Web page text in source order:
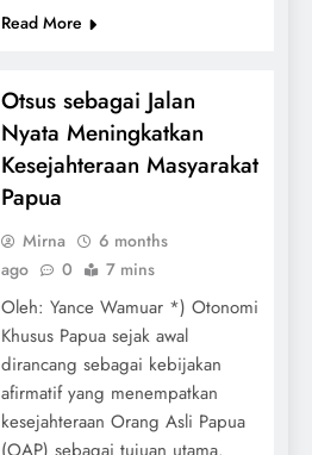
Read More
Otsus sebagai Jalan
Nyata Meningkatkan
Kesejahteraan Masyarakat
Papua
Mirna
6 months
ago
0 7 mins
Oleh: Yance Wamuar *) Otonomi
Khusus Papua sejak awal
dirancang sebagai kebijakan
afirmatif yang menempatkan
kesejahteraan Orang Asli Papua